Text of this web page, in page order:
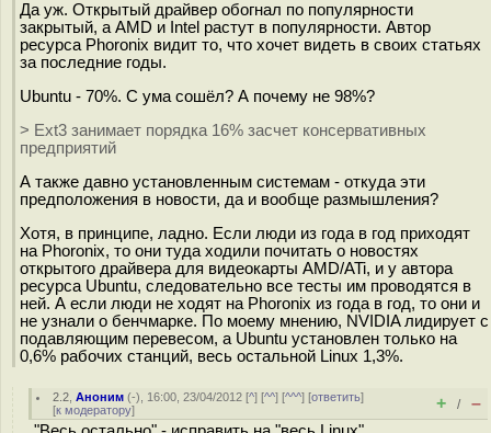
Да уж. Открытый драйвер обогнал по популярности
закрытый, а AMD и Intel растут в популярности. Автор
ресурса Phoronix видит то, что хочет видеть в своих статьях
за последние годы.
Ubuntu - 70%. С ума сошёл? А почему не 98%?
> Ext3 занимает порядка 16% засчет консервативных
предприятий
А также давно установленным системам - откуда эти
предположения в новости, да и вообще размышления?
Хотя, в принципе, ладно. Если люди из года в год приходят
на Phoronix, то они туда ходили почитать о новостях
открытого драйвера для видеокарты AMD/ATi, и у автора
ресурса Ubuntu, следовательно все тесты им проводятся в
ней. А если люди не ходят на Phoronix из года в год, то они и
не узнали о бенчмарке. По моему мнению, NVIDIA лидирует с
подавляющим перевесом, а Ubuntu установлен только на
0,6% рабочих станций, весь остальной Linux 1,3%.
2.2 ,Аноним (-), 16:00, 23/04/2012 [^] [^^] [^^^] [ответить]
[к модератору] + / –